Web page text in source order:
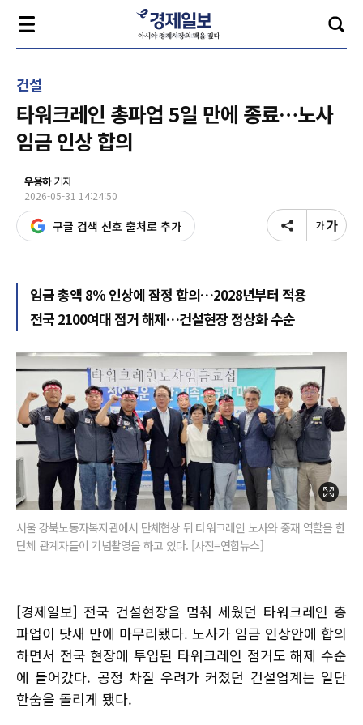
건설
타워크레인 총파업 5일 만에 종료…노사
임금 인상 합의
우용하기자
2026-05-31 14:24:50
구글 검색 선호 출처로 추가
임금 총액 8% 인상에 잠정 합의…2028년부터 적용
전국 2100여대 점거 해제…건설현장 정상화 수순
서울 강북노동자복지관에서 단체협상 뒤 타워크레인 노사와 중재 역할을 한
단체 관계자들이 기념촬영을 하고 있다. [사진=연합뉴스]
[경제일보] 전국 건설현장을 멈춰 세웠던 타워크레인 총
파업이 닷새 만에 마무리됐다. 노사가 임금 인상안에 합의
하면서 전국 현장에 투입된 타워크레인 점거도 해제 수순
에 들어갔다. 공정 차질 우려가 커졌던 건설업계는 일단
한숨을 돌리게 됐다.